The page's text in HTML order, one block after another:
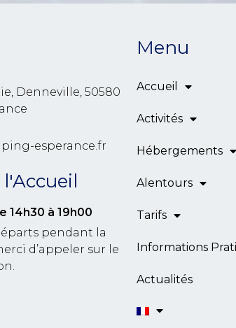
Denneville, 50580
esperance.fr
14h30 à 19h00
pendant la
d’appeler sur le
Menu
Accueil
Activités
Hébergements
Alentours
Tarifs
Informations
Actualités